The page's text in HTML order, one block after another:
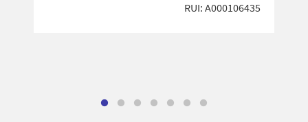
RUI: A000106435